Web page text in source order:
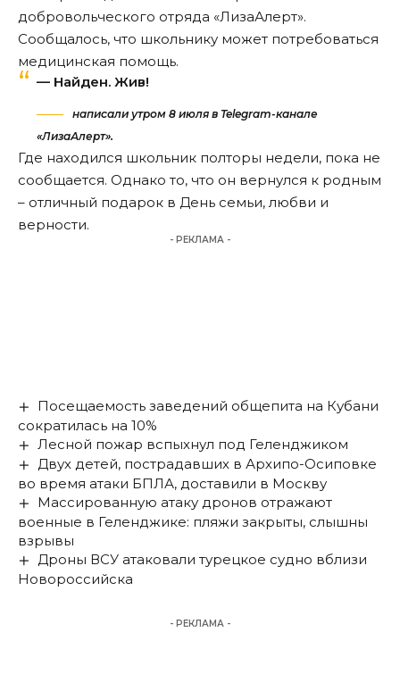
добровольческого отряда «ЛизаАлерт».
Сообщалось, что школьнику может потребоваться
медицинская помощь.
— Найден. Жив!
написали утром 8 июля в Telegram-канале
«ЛизаАлерт».
Где находился школьник полторы недели, пока не
сообщается. Однако то, что он вернулся к родным
– отличный подарок в День семьи, любви и
верности.
- РЕКЛАМА -
Посещаемость заведений общепита на Кубани
сократилась на 10%
Лесной пожар вспыхнул под Геленджиком
Двух детей, пострадавших в Архипо-Осиповке
во время атаки БПЛА, доставили в Москву
Массированную атаку дронов отражают
военные в Геленджике: пляжи закрыты, слышны
взрывы
Дроны ВСУ атаковали турецкое судно вблизи
Новороссийска
- РЕКЛАМА -